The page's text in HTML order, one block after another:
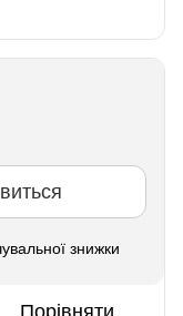
знижки
Порівняти